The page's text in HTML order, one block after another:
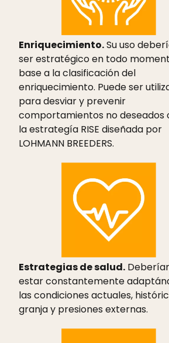
Enriquecimiento.Su uso
ser estratégico en todo
base a la clasificación del
enriquecimiento. Puede ser
para desviar y prevenir
comportamientos no deseados
la estrategía RISE diseñada por
LOHMANN BREEDERS.
Estrategias de salud.
estar constantemente
las condiciones actuales,
granja y presiones externas.